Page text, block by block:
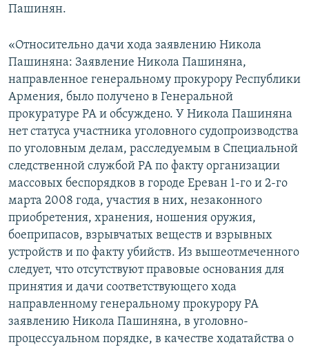
Пашинян.
«Относительно дачи хода заявлению Никола
Пашиняна: Заявление Никола Пашиняна,
направленное генеральному прокурору Республики
Армения, было получено в Генеральной
прокуратуре РА и обсуждено. У Никола Пашиняна
нет статуса участника уголовного судопроизводства
по уголовным делам, расследуемым в Специальной
следственной службой РА по факту организации
массовых беспорядков в городе Ереван 1-го и 2-го
марта 2008 года, участия в них, незаконного
приобретения, хранения, ношения оружия,
боеприпасов, взрывчатых веществ и взрывных
устройств и по факту убийств. Из вышеотмеченного
следует, что отсутствуют правовые основания для
принятия и дачи соответствующего хода
направленному генеральному прокурору РА
заявлению Никола Пашиняна, в уголовно-
процессуальном порядке, в качестве ходатайства о